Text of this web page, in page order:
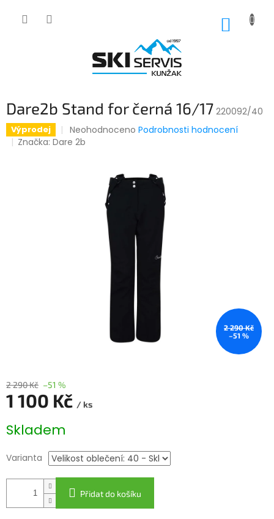
Dare2b Stand for černá 16/17 220092/40
Výprodej
Průměrné
hodnocení
hvězdiček.
Neohodnoceno Podrobnosti hodnocení
Značka:Dare 2b
2 290 Kč
–51 %
2 290 Kč –51 %
1 100 Kč / ks
cena:
Skladem
Varianta
Přidat do košíku